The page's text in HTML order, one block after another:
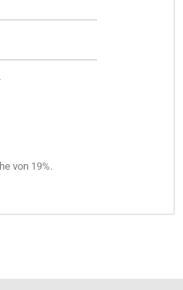
von 19%.